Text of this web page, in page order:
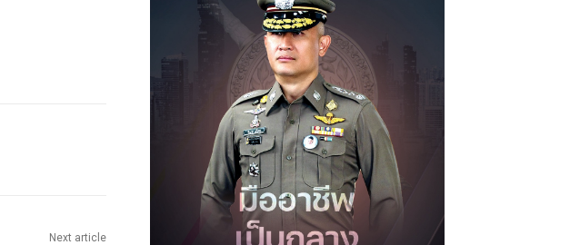
Next article